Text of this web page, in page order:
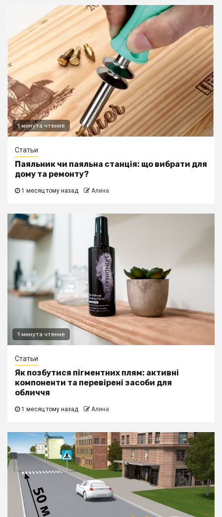
1 минута чтение
Статьи
Паяльник чи паяльна станція: що вибрати для
дому та ремонту?
1 месяц тому назад Алина
1 минута чтение
Статьи
Як позбутися пігментних плям: активні
компоненти та перевірені засоби для
обличчя
1 месяц тому назад Алина